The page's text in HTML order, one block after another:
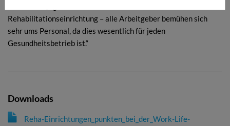
Rehabilitationseinrichtung – alle Arbeitgeber bemühen sich
sehr ums Personal, da dies wesentlich für jeden
Gesundheitsbetrieb ist.“
Downloads
Reha-Einrichtungen_punkten_bei_der_Work-Life-